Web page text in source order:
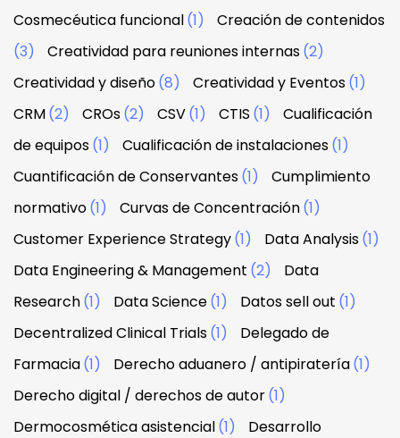
Cosmecéutica funcional(1)
Creación de contenidos
(3)
Creatividad para reuniones internas(2)
Creatividad y diseño(8) Creatividad y Eventos(1)
CRM(2) CROs(2) CSV(1) CTIS (1)
Cualificación
de equipos(1) Cualificación de instalaciones(1)
Cuantificación de Conservantes(1)
Cumplimiento
normativo(1) Curvas de Concentración(1)
Customer Experience Strategy(1) Data Analysis(1)
Data Engineering & Management (2)
Data
Research(1) Data Science(1) Datos sell out (1)
Decentralized Clinical Trials(1)
Delegado de
Farmacia(1) Derecho aduanero / antipiratería(1)
Derecho digital / derechos de autor(1)
Dermocosmética asistencial(1)
Desarrollo